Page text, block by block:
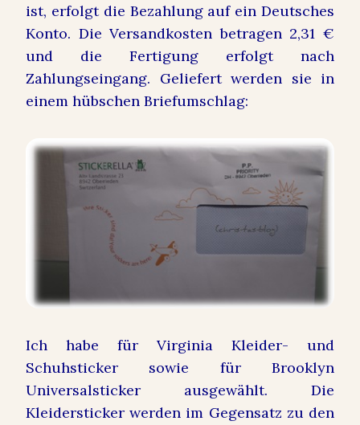
ist, erfolgt die Bezahlung auf ein Deutsches
Konto. Die Versandkosten betragen 2,31 €
und die Fertigung erfolgt nach
Zahlungseingang. Geliefert werden sie in
einem hübschen Briefumschlag:
Ich habe für Virginia Kleider- und
Schuhsticker sowie für Brooklyn
Universalsticker ausgewählt. Die
Kleidersticker werden im Gegensatz zu den